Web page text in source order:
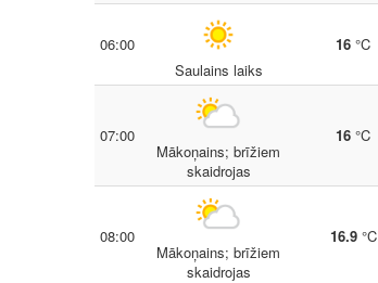
06:00
Saulains laiks
16 °C
07:00
Mākoņains; brīžiem
skaidrojas
16 °C
08:00
Mākoņains; brīžiem
skaidrojas
16.9°C